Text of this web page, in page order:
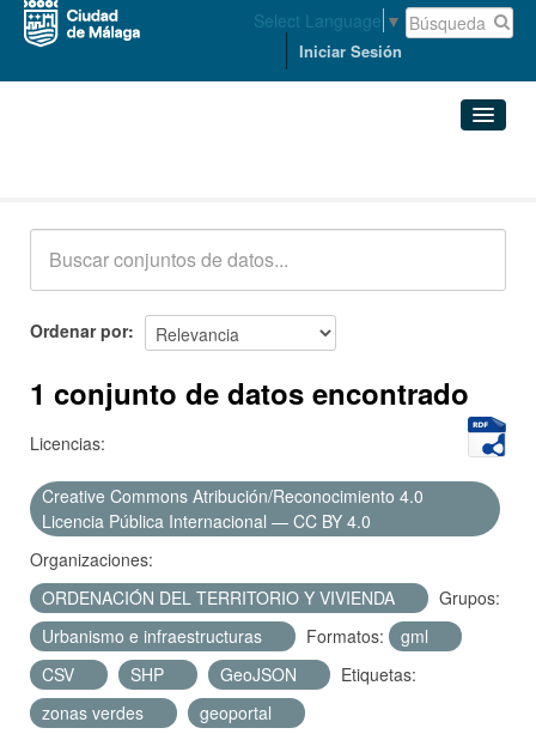
Select Language ▼
Iniciar Sesión
Acerca de
Ordenar por
1 conjunto de datos encontrado
Licencias:
Creative Commons Atribución/Reconocimiento 4.0
Licencia Pública Internacional — CC BY 4.0
Organizaciones:
ORDENACIÓN DEL TERRITORIO Y VIVIENDA
Grupos:
Urbanismo e infraestructuras
Formatos:
gml
CSV
SHP GeoJSON
Etiquetas:
zonas verdes
geoportal